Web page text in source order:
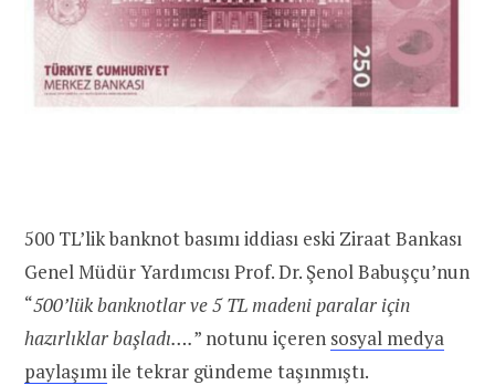
500 TL’lik banknot basımı iddiası eski Ziraat Bankası
Genel Müdür Yardımcısı Prof. Dr. Şenol Babuşçu’nun
“500’lük banknotlar ve 5 TL madeni paralar için
hazırlıklar başladı….” notunu içeren sosyal medya
paylaşımıile tekrar gündeme taşınmıştı.